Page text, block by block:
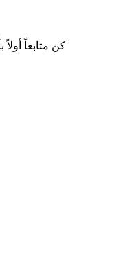
كن متابعاً